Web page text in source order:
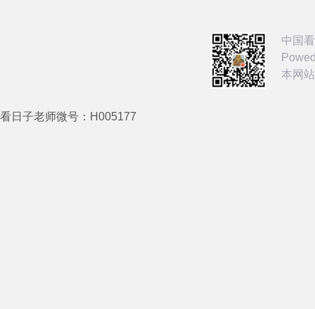
中国
本网
看日子老师微号：H005177